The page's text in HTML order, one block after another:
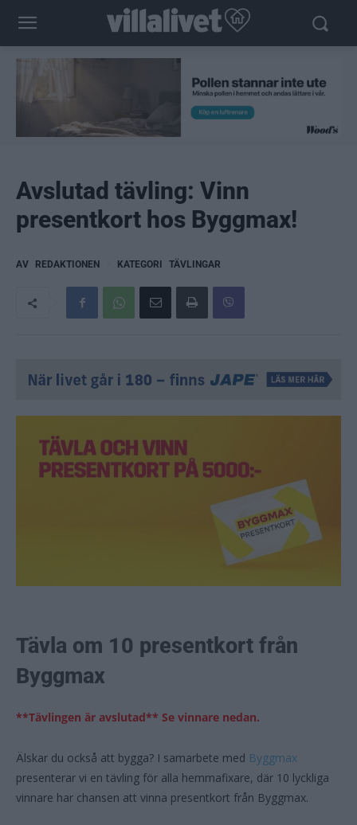
Avslutad tävling: Vinn
presentkort hos Byggmax!
AV REDAKTIONEN KATEGORI TÄVLINGAR
Tävla om 10 presentkort från
Byggmax
**Tävlingen är avslutad** Se vinnare nedan.
Älskar du också att bygga? I samarbete med Byggmax
presenterar vi en tävling för alla hemmafixare, där 10 lyckliga
vinnare har chansen att vinna presentkort från Byggmax.